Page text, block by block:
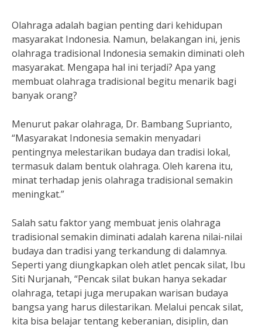
Olahraga adalah bagian penting dari kehidupan
masyarakat Indonesia. Namun, belakangan ini, jenis
olahraga tradisional Indonesia semakin diminati oleh
masyarakat. Mengapa hal ini terjadi? Apa yang
membuat olahraga tradisional begitu menarik bagi
banyak orang?
Menurut pakar olahraga, Dr. Bambang Suprianto,
“Masyarakat Indonesia semakin menyadari
pentingnya melestarikan budaya dan tradisi lokal,
termasuk dalam bentuk olahraga. Oleh karena itu,
minat terhadap jenis olahraga tradisional semakin
meningkat.”
Salah satu faktor yang membuat jenis olahraga
tradisional semakin diminati adalah karena nilai-nilai
budaya dan tradisi yang terkandung di dalamnya.
Seperti yang diungkapkan oleh atlet pencak silat, Ibu
Siti Nurjanah, “Pencak silat bukan hanya sekadar
olahraga, tetapi juga merupakan warisan budaya
bangsa yang harus dilestarikan. Melalui pencak silat,
kita bisa belajar tentang keberanian, disiplin, dan